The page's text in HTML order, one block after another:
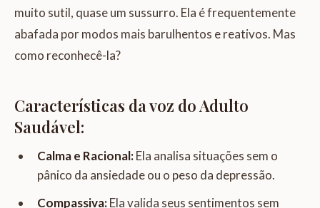
muito sutil, quase um sussurro. Ela é frequentemente
abafada por modos mais barulhentos e reativos. Mas
como reconhecê-la?
Características da voz do Adulto
Saudável:
Calma e Racional:Ela analisa situações sem o
pânico da ansiedade ou o peso da depressão.
Compassiva:Ela valida seus sentimentos sem